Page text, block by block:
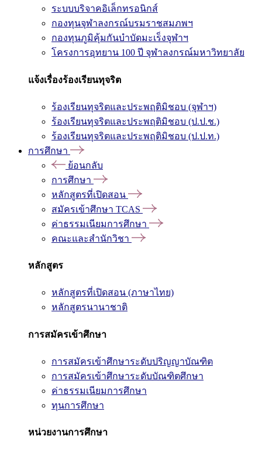
ระบบบริจาคอิเล็กทรอนิกส์
กองทุนจุฬาลงกรณ์บรมราชสมภพฯ
กองทุนภูมิคุ้มกันบำบัดมะเร็งจุฬาฯ
โครงการอุทยาน 100 ปี จุฬาลงกรณ์มหาวิทยาลัย
แจ้งเรื่องร้องเรียนทุจริต
ร้องเรียนทุจริตและประพฤติมิชอบ (จุฬาฯ)
ร้องเรียนทุจริตและประพฤติมิชอบ (ป.ป.ช.)
ร้องเรียนทุจริตและประพฤติมิชอบ (ป.ป.ท.)
การศึกษา
ย้อนกลับ
การศึกษา
หลักสูตรที่เปิดสอน
สมัครเข้าศึกษา TCAS
ค่าธรรมเนียมการศึกษา
คณะและสำนักวิชา
หลักสูตร
หลักสูตรที่เปิดสอน (ภาษาไทย)
หลักสูตรนานาชาติ
การสมัครเข้าศึกษา
การสมัครเข้าศึกษาระดับปริญญาบัณฑิต
การสมัครเข้าศึกษาระดับบัณฑิตศึกษา
ค่าธรรมเนียมการศึกษา
ทุนการศึกษา
หน่วยงานการศึกษา